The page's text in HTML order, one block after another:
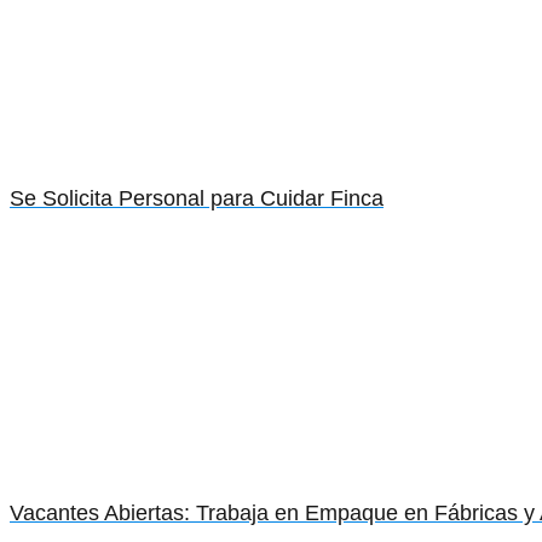
Se Solicita Personal para Cuidar Finca
Vacantes Abiertas: Trabaja en Empaque en Fábricas y